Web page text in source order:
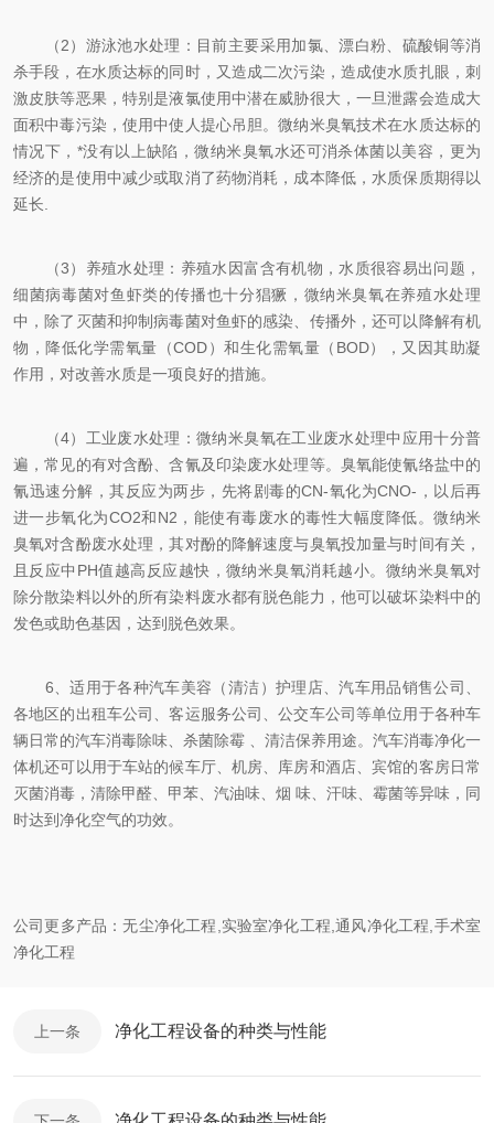
（2）游泳池水处理：目前主要采用加氯、漂白粉、硫酸铜等消
杀手段，在水质达标的同时，又造成二次污染，造成使水质扎眼，刺
激皮肤等恶果，特别是液氯使用中潜在威胁很大，一旦泄露会造成大
面积中毒污染，使用中使人提心吊胆。微纳米臭氧技术在水质达标的
情况下，*没有以上缺陷，微纳米臭氧水还可消杀体菌以美容，更为
经济的是使用中减少或取消了药物消耗，成本降低，水质保质期得以
延长.
（3）养殖水处理：养殖水因富含有机物，水质很容易出问题，
细菌病毒菌对鱼虾类的传播也十分猖獗，微纳米臭氧在养殖水处理
中，除了灭菌和抑制病毒菌对鱼虾的感染、传播外，还可以降解有机
物，降低化学需氧量（COD）和生化需氧量（BOD），又因其助凝
作用，对改善水质是一项良好的措施。
（4）工业废水处理：微纳米臭氧在工业废水处理中应用十分普
遍，常见的有对含酚、含氰及印染废水处理等。臭氧能使氰络盐中的
氰迅速分解，其反应为两步，先将剧毒的CN-氧化为CNO-，以后再
进一步氧化为CO2和N2，能使有毒废水的毒性大幅度降低。微纳米
臭氧对含酚废水处理，其对酚的降解速度与臭氧投加量与时间有关，
且反应中PH值越高反应越快，微纳米臭氧消耗越小。微纳米臭氧对
除分散染料以外的所有染料废水都有脱色能力，他可以破坏染料中的
发色或助色基因，达到脱色效果。
6、适用于各种汽车美容（清洁）护理店、汽车用品销售公司、
各地区的出租车公司、客运服务公司、公交车公司等单位用于各种车
辆日常的汽车消毒除味、杀菌除霉 、清洁保养用途。汽车消毒净化一
体机还可以用于车站的候车厅、机房、库房和酒店、宾馆的客房日常
灭菌消毒，清除甲醛、甲苯、汽油味、烟 味、汗味、霉菌等异味，同
时达到净化空气的功效。
公司更多产品：无尘净化工程 实验室净化工程 ,通风净化工程 手术室
净化工程
上一条 净化工程设备的种类与性能